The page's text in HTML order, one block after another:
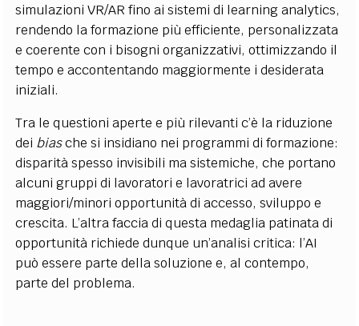
simulazioni VR/AR fino ai sistemi di learning analytics,
rendendo la formazione più efficiente, personalizzata
e coerente con i bisogni organizzativi, ottimizzando il
tempo e accontentando maggiormente i desiderata
iniziali.
Tra le questioni aperte e più rilevanti c’è la riduzione
dei biasche si insidiano nei programmi di formazione:
disparità spesso invisibili ma sistemiche, che portano
alcuni gruppi di lavoratori e lavoratrici ad avere
maggiori/minori opportunità di accesso, sviluppo e
crescita. L’altra faccia di questa medaglia patinata di
opportunità richiede dunque un’analisi critica: l’AI
può essere parte della soluzione e, al contempo,
parte del problema.